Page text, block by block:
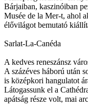
Bárjaiban, kaszinóiban
Musée de la Mer-t, ahol
élővilágot bemutató
Sarlat-La-Canéda
A kedves reneszánsz
A százéves háború után
is középkori hangulatot
Látogassunk el a
apátság része volt, mai